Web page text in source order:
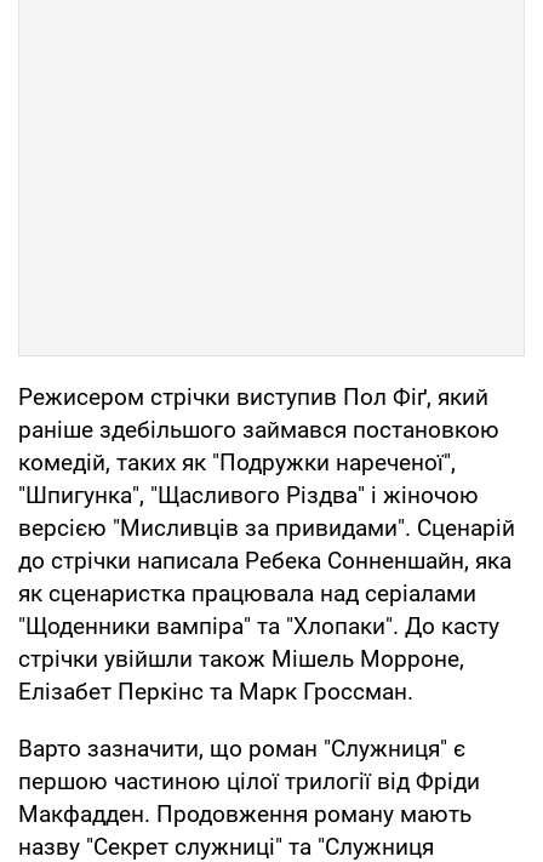
Режисером стрічки виступив Пол Фіґ, який
раніше здебільшого займався постановкою
комедій, таких як "Подружки нареченої",
"Шпигунка", "Щасливого Різдва" і жіночою
версією "Мисливців за привидами". Сценарій
до стрічки написала Ребека Сонненшайн, яка
як сценаристка працювала над серіалами
"Щоденники вампіра" та "Хлопаки". До касту
стрічки увійшли також Мішель Морроне,
Елізабет Перкінс та Марк Гроссман.
Варто зазначити, що роман "Служниця" є
першою частиною цілої трилогії від Фріди
Макфадден. Продовження роману мають
назву "Секрет служниці" та "Служниця